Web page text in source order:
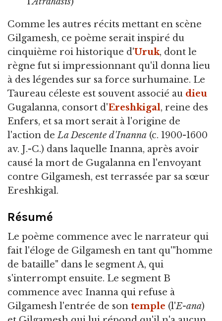
Comme les autres récits mettant en scène
Gilgamesh, ce poème serait inspiré du
cinquième roi historique d'Uruk, dont le
règne fut si impressionnant qu'il donna lieu
à des légendes sur sa force surhumaine. Le
Taureau céleste est souvent associé au dieu
Gugalanna, consort d'Ereshkigal, reine des
Enfers, et sa mort serait à l'origine de
l'action de La Descente d'Inanna (c. 1900-1600
av. J.-C.) dans laquelle Inanna, après avoir
causé la mort de Gugalanna en l'envoyant
contre Gilgamesh, est terrassée par sa sœur
Ereshkigal.
Résumé
Le poème commence avec le narrateur qui
fait l'éloge de Gilgamesh en tant qu'"homme
de bataille" dans le segment A, qui
s'interrompt ensuite. Le segment B
commence avec Inanna qui refuse à
Gilgamesh l'entrée de son temple (l'E-ana)